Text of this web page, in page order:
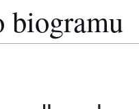
biogramu